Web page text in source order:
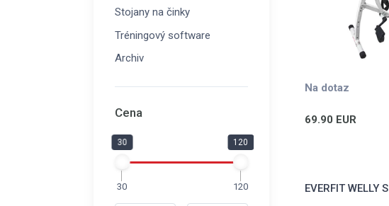
Stojany na činky
Tréningový software
Archiv
Cena
30 120
30 120
Na dotaz
69.90 EUR
EVERFIT WELLY S